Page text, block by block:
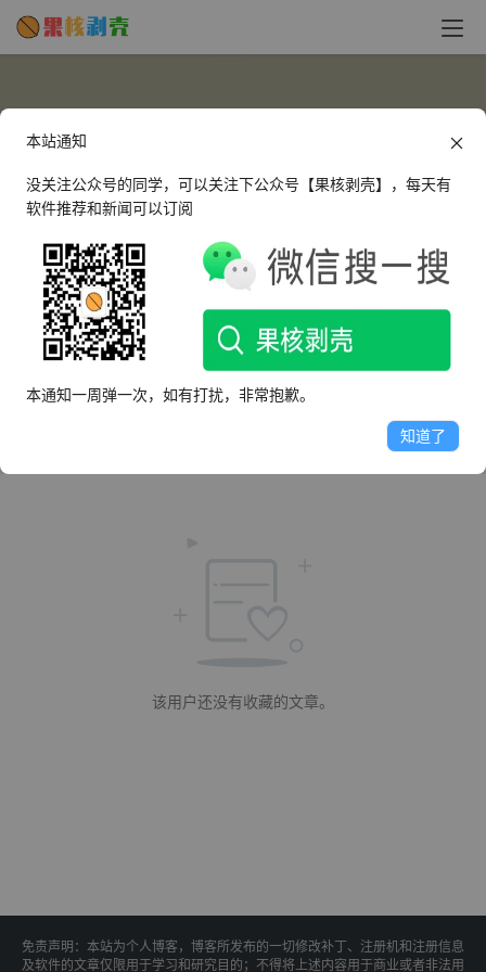
LittleRain
这个人很懒，什么都没有留下～
该用户还没有收藏的文章。
免责声明：本站为个人博客，博客所发布的一切修改补丁、注册机和注册信息
及软件的文章仅限用于学习和研究目的；不得将上述内容用于商业或者非法用
本站通知
没关注公众号的同学，可以关注下公众号【果核剥壳】，每天有
软件推荐和新闻可以订阅
本通知一周弹一次，如有打扰，非常抱歉。
知道了